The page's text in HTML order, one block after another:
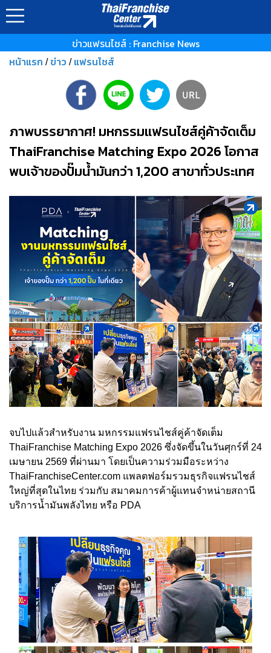
ข่าวแฟรนไชส์ : Franchise News
หน้าแรก / ข่าว / แฟรนไชส์
ภาพบรรยากาศ! มหกรรมแฟรนไชส์คู่ค้าจัดเต็ม
ThaiFranchise Matching Expo 2026 โอกาส
พบเจ้าของปั๊มน้ำมันกว่า 1,200 สาขาทั่วประเทศ
จบไปแล้วสำหรับงาน มหกรรมแฟรนไชส์คู่ค้าจัดเต็ม
ThaiFranchise Matching Expo 2026 ซึ่งจัดขึ้นในวันศุกร์ที่ 24
เมษายน 2569 ที่ผ่านมา โดยเป็นความร่วมมือระหว่าง
ThaiFranchiseCenter.com แพลตฟอร์มรวมธุรกิจแฟรนไชส์
ใหญ่ที่สุดในไทย ร่วมกับ สมาคมการค้าผู้แทนจำหน่ายสถานี
บริการน้ำมันพลังไทย หรือ PDA